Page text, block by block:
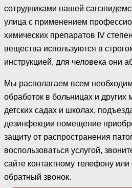
сотрудниками нашей
улица с применением
химических препаратов IV
вещества используются в
инструкцией, для человека они
Мы располагаем всем
обработок в больницах и других
детских садах и школах,
дезинфекции помещение
защиту от распространения
воспользоваться услугой,
сайте контактному телефону или
обратный звонок.